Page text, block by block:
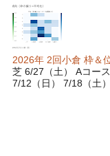
2026年 2回小倉 枠＆
芝 6/27（土） Aコー
7/12（日） 7/18（土